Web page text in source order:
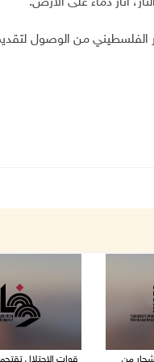
الفلسطيني من الوصول
من قوات الاحتلال